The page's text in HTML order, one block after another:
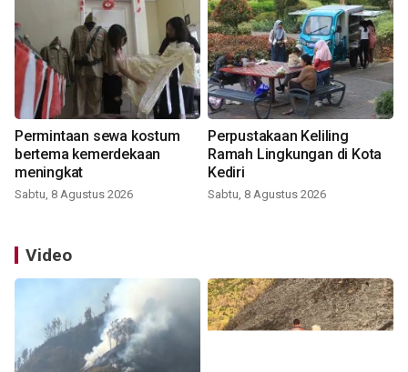
Permintaan sewa kostum
bertema kemerdekaan
meningkat
Sabtu, 8 Agustus 2026
Perpustakaan Keliling
Ramah Lingkungan di Kota
Kediri
Sabtu, 8 Agustus 2026
Video